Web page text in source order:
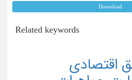
Download
Related keywords
اقتصادی